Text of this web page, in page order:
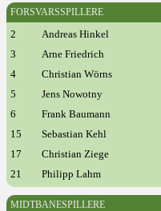
FORSVARSSPILLERE
2 Andreas Hinkel
3
Arne Friedrich
4
Christian Wörns
5
Jens Nowotny
6
Frank Baumann
15
Sebastian Kehl
17
Christian Ziege
21
Philipp Lahm
MIDTBANESPILLERE